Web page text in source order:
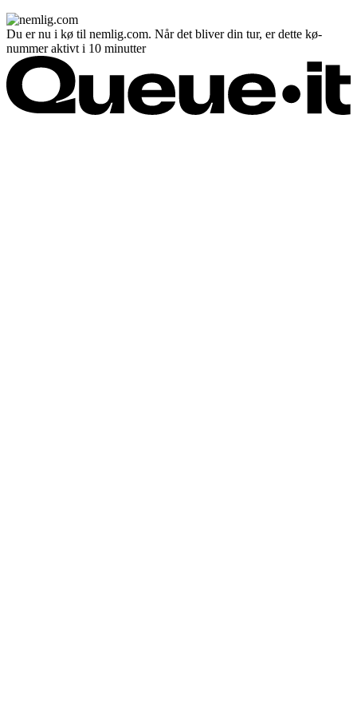
Du er nu i kø til nemlig.com. Når det bliver din tur, er dette kø-
nummer aktivt i 10 minutter